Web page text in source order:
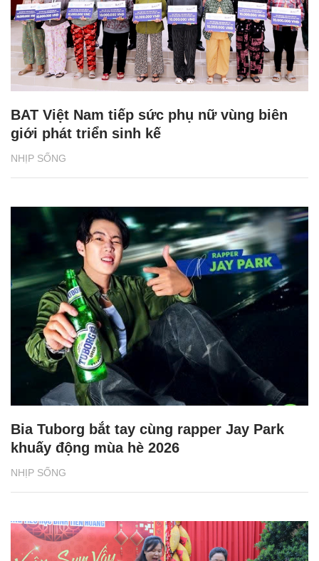
NHỊP SỐNG
BAT Việt Nam tiếp sức phụ nữ vùng biên
giới phát triển sinh kế
NHỊP SỐNG
Bia Tuborg bắt tay cùng rapper Jay Park
khuấy động mùa hè 2026